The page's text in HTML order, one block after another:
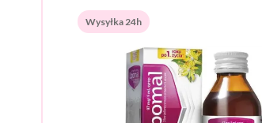
Wysyłka 24h